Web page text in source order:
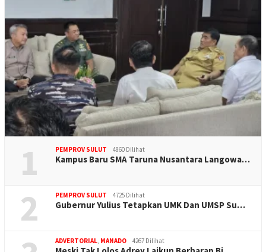
1 PEMPROV SULUT 4860 Dilihat
Kampus Baru SMA Taruna Nusantara Langowa…
2 PEMPROV SULUT 4725 Dilihat
Gubernur Yulius Tetapkan UMK Dan UMSP Su…
ADVERTORIAL, MANADO 4267 Dilihat